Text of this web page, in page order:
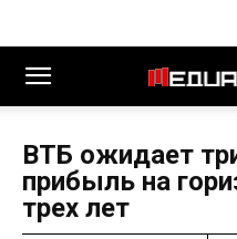
ВТБ ожидает
прибыль на
трех лет